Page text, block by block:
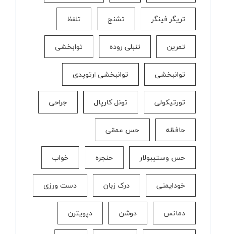
تریگر فینگر تشنج تلفظ
تمرین تنبلی روده توابخشی
توانبخشی توانبخشی ارتوپدی
تورتیکولی تونل کارپال جراحی
حافظه حس عمقی
حس وستیبولار حنجره خواب
خودایمنی درک زبان دست ورزی
دمانس دوشن دپویترن